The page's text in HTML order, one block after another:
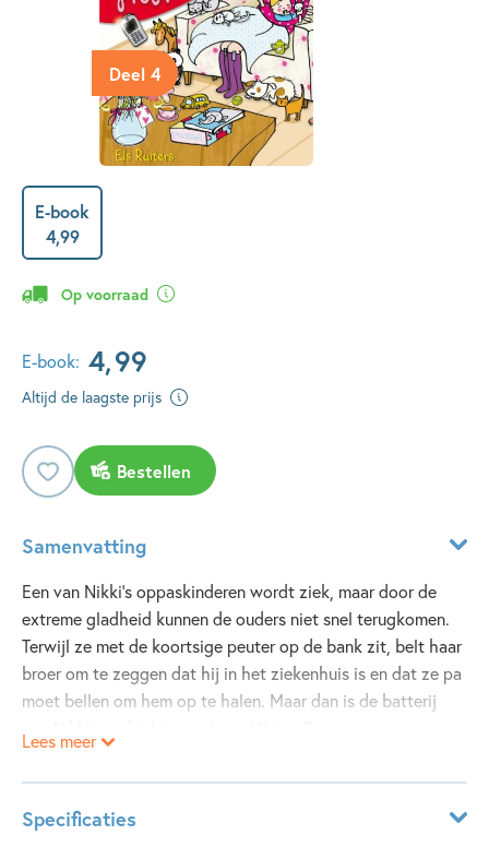
Deel 4
E-book
4,99
Op voorraad
E-book: 4,99
Altijd de laagste prijs
Bestellen
Samenvatting
Een van Nikki's oppaskinderen wordt ziek, maar door de
extreme gladheid kunnen de ouders niet snel terugkomen.
Terwijl ze met de koortsige peuter op de bank zit, belt haar
broer om te zeggen dat hij in het ziekenhuis is en dat ze pa
moet bellen om hem op te halen. Maar dan is de batterij
Ook achter in dit vierde boek over Babysit Babes Lisa,
Aïsha, Moniek en Nikki staan weer nieuwe oppastips.
Lees meer
Specificaties